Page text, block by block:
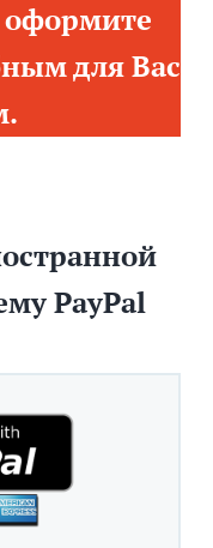
оформите
для Вас
PayPal